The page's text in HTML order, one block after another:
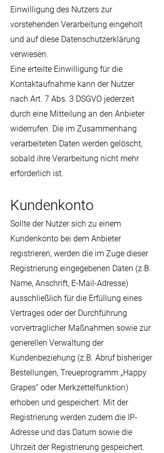
Einwilligung des Nutzers zur
vorstehenden Verarbeitung eingeholt
und auf diese Datenschutzerklärung
verwiesen.
Eine erteilte Einwilligung für die
Kontaktaufnahme kann der Nutzer
nach Art. 7 Abs. 3 DSGVO jederzeit
durch eine Mitteilung an den Anbieter
widerrufen. Die im Zusammenhang
verarbeiteten Daten werden gelöscht,
sobald ihre Verarbeitung nicht mehr
erforderlich ist.
Kundenkonto
Sollte der Nutzer sich zu einem
Kundenkonto bei dem Anbieter
registrieren, werden die im Zuge dieser
Registrierung eingegebenen Daten (z.B.
Name, Anschrift, E-Mail-Adresse)
ausschließlich für die Erfüllung eines
Vertrages oder der Durchführung
vorvertraglicher Maßnahmen sowie zur
generellen Verwaltung der
Kundenbeziehung (z.B. Abruf bisheriger
Bestellungen, Treueprogramm „Happy
Grapes“ oder Merkzettelfunktion)
erhoben und gespeichert. Mit der
Registrierung werden zudem die IP-
Adresse und das Datum sowie die
Uhrzeit der Registrierung gespeichert.